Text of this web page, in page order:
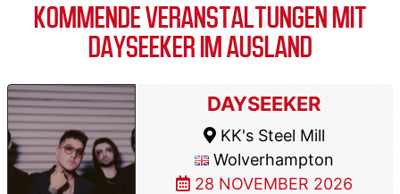
KOMMENDE VERANSTALTUNGEN MIT
DAYSEEKER IM AUSLAND
DAYSEEKER
KK's Steel Mill
Wolverhampton
28 NOVEMBER 2026